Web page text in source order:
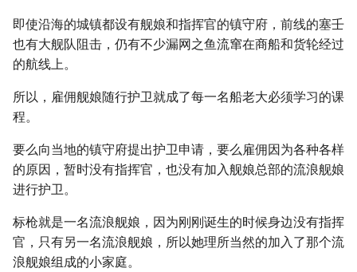
即使沿海的城镇都设有舰娘和指挥官的镇守府，前线的塞壬
也有大舰队阻击，仍有不少漏网之鱼流窜在商船和货轮经过
的航线上。
所以，雇佣舰娘随行护卫就成了每一名船老大必须学习的课
程。
要么向当地的镇守府提出护卫申请，要么雇佣因为各种各样
的原因，暂时没有指挥官，也没有加入舰娘总部的流浪舰娘
进行护卫。
标枪就是一名流浪舰娘，因为刚刚诞生的时候身边没有指挥
官，只有另一名流浪舰娘，所以她理所当然的加入了那个流
浪舰娘组成的小家庭。